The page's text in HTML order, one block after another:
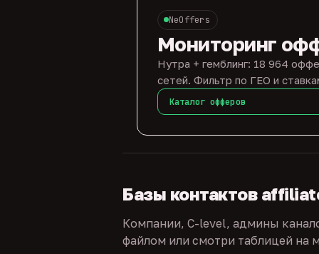
NeOffers
Мониторинг
Нутра + гемблинг: 18 964
сетей. Фильтр по ГЕО и
Каталог офферов
Базы контактов
Компании, C-level, админы
файлом или смотри таблицей на